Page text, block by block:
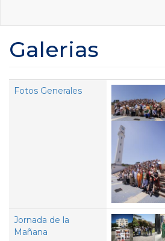
Galerias
Fotos Generales
Jornada de la
Mañana